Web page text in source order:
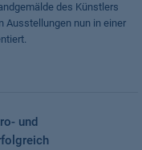
des Künstlers
Ausstellungen nun in einer
und